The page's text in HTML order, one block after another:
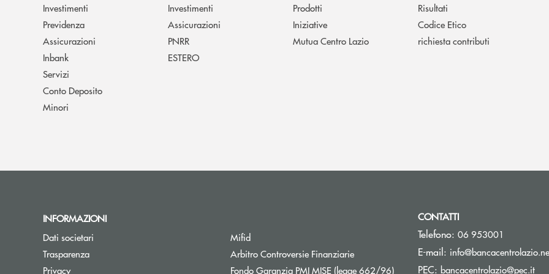
Investimenti
Previdenza
Assicurazioni
Inbank
Servizi
Conto Deposito
Minori
Investimenti
Assicurazioni
PNRR
ESTERO
Prodotti
Iniziative
Mutua Centro Lazio
Risultati
Codice Etico
richiesta contributi
INFORMAZIONI
Dati societari
Trasparenza
Privacy
Mifid
Arbitro Controversie FinanziarieApre una nuova finestra
Fondo Garanzia PMI MISE (legge 662/96)Apre una nuova finestra
CONTATTI
Telefono: 06 953001
E-mail:
PEC: bancacentrolazio@pec.it(si